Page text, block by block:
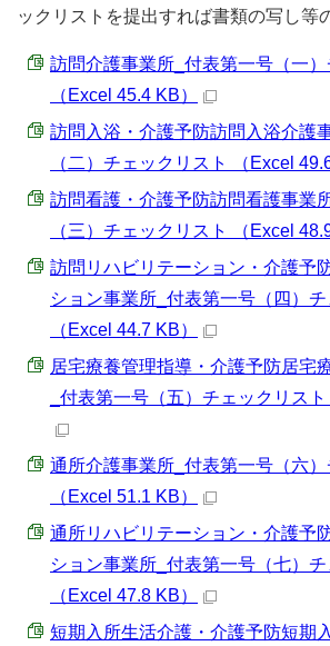
ックリストを提出すれば書類の写し等
訪問介護事業所_付表第一号（一）
（Excel 45.4 KB）
訪問入浴・介護予防訪問入浴介護
（二）チェックリスト （Excel
訪問看護・介護予防訪問看護事業
（三）チェックリスト （Excel
訪問リハビリテーション・介護予
ション事業所_付表第一号（四）チ
（Excel 44.7 KB）
居宅療養管理指導・介護予防居宅
_付表第一号（五）チェックリス
通所介護事業所_付表第一号（六）
（Excel 51.1 KB）
通所リハビリテーション・介護予
ション事業所_付表第一号（七）チ
（Excel 47.8 KB）
短期入所生活介護・介護予防短期